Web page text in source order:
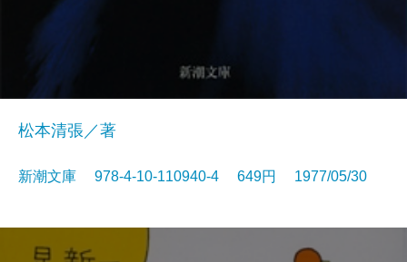
松本清張／著
新潮文庫 978-4-10-110940-4 649円 1977/05/30